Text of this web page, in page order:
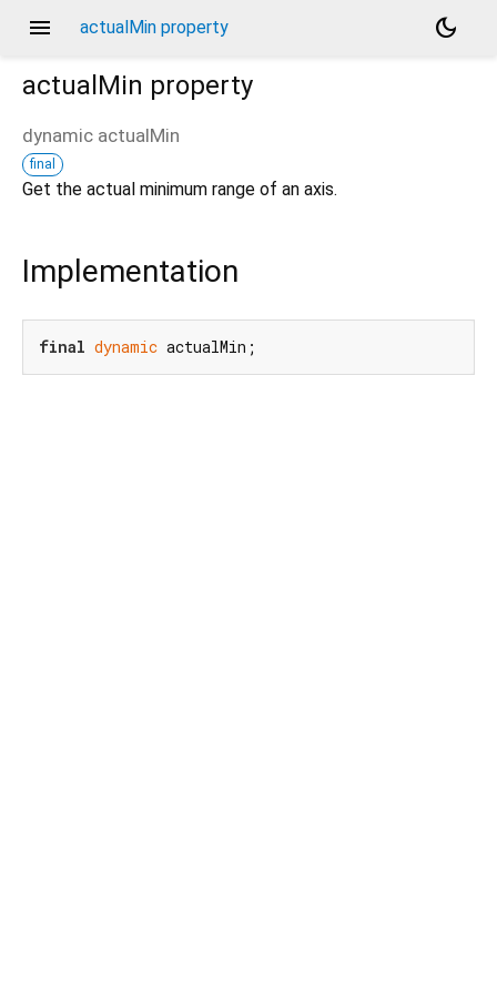
menu actualMin property
dark_mode
actualMin property
dynamic actualMin
final
Get the actual minimum range of an axis.
Implementation
final dynamic actualMin;